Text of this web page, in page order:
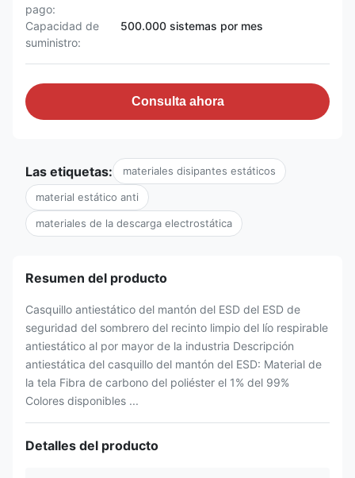
pago:
Capacidad de
suministro:
500.000 sistemas por mes
Consulta ahora
Las etiquetas: materiales disipantes estáticos
material estático anti
materiales de la descarga electrostática
Resumen del producto
Casquillo antiestático del mantón del ESD del ESD de
seguridad del sombrero del recinto limpio del lío respirable
antiestático al por mayor de la industria Descripción
antiestática del casquillo del mantón del ESD: Material de
la tela Fibra de carbono del poliéster el 1% del 99%
Colores disponibles ...
Detalles del producto